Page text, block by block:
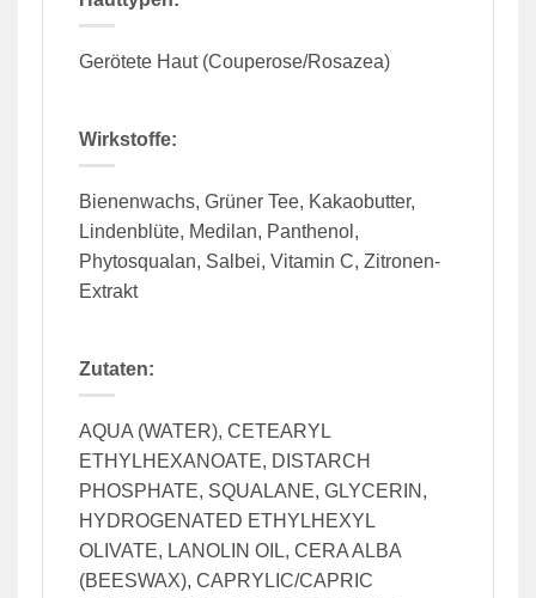
Gerötete Haut (Couperose/Rosazea)
Wirkstoffe:
Bienenwachs, Grüner Tee, Kakaobutter,
Lindenblüte, Medilan, Panthenol,
Phytosqualan, Salbei, Vitamin C, Zitronen-
Extrakt
Zutaten:
AQUA (WATER), CETEARYL
ETHYLHEXANOATE, DISTARCH
PHOSPHATE, SQUALANE, GLYCERIN,
HYDROGENATED ETHYLHEXYL
OLIVATE, LANOLIN OIL, CERA ALBA
(BEESWAX), CAPRYLIC/CAPRIC